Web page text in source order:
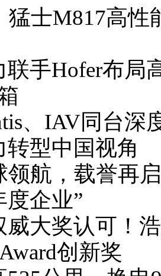
猛士M817高
联手Hofer布局
、IAV同台深
型中国视角
领航，载誉再
度企业”
威大奖认可！
创新奖